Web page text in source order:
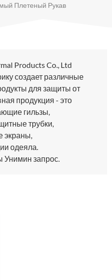
Плетеный Рукав
Products Co., Ltd
создает различные
для защиты от
продукция - это
гильзы,
трубки,
экраны,
одеяла.
Унимин запрос.